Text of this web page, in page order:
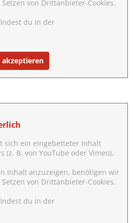
von Drittanbieter-Cookies.
du in der
sich ein eingebetteter Inhalt
(z. B. von YouTube oder Vimeo).
Inhalt anzuzeigen, benötigen wir
von Drittanbieter-Cookies.
du in der